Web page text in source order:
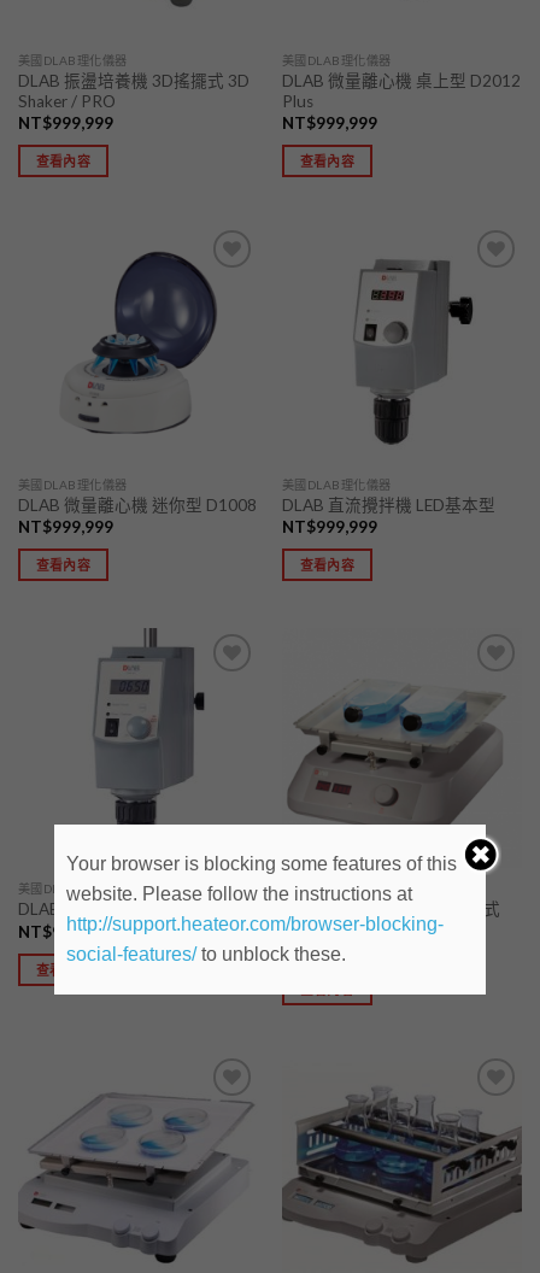
美國DLAB理化儀器
DLAB 振盪培養機 3D搖擺式 3D
Shaker / PRO
NT$999,999
查看內容
美國DLAB理化儀器
DLAB 微量離心機 桌上型 D2012
Plus
NT$999,999
查看內容
美國DLAB理化儀器
DLAB 微量離心機 迷你型 D1008
NT$999,999
查看內容
美國DLAB理化儀器
DLAB 直流攪拌機 LED基本型
NT$999,999
查看內容
美國DLAB理化儀器
DLAB 直流攪拌機 LCD專業型
NT$999,999
查看內容
「願
望清
單」
美國DLAB理化儀器
DLAB 振盪培養機 上下搖擺式
Rock Shaker
NT$999,999
加入
單」
加入
「願
望清
單」
Your browser is blocking some features of this
website. Please follow the instructions at
http://support.heateor.com/browser-blocking-
social-features/to unblock these.